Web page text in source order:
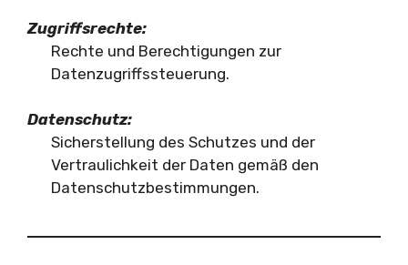
Zugriffsrechte:
Rechte und Berechtigungen zur
Datenzugriffssteuerung.
Datenschutz:
Sicherstellung des Schutzes und der
Vertraulichkeit der Daten gemäß den
Datenschutzbestimmungen.